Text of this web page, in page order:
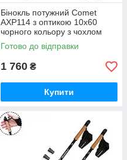
Бінокль потужний Comet
AXP114 з оптикою 10x60
чорного кольору з чохлом
GoodPlace -worry-free-
shopping-
Готово до відправки
1 760 ₴
Купити